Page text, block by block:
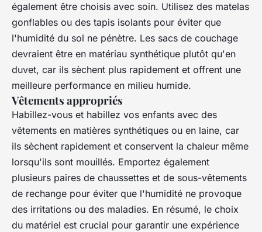
également être choisis avec soin. Utilisez des matelas
gonflables ou des tapis isolants pour éviter que
l'humidité du sol ne pénètre. Les sacs de couchage
devraient être en matériau synthétique plutôt qu'en
duvet, car ils sèchent plus rapidement et offrent une
meilleure performance en milieu humide.
Vêtements appropriés
Habillez-vous et habillez vos enfants avec des
vêtements en matières synthétiques ou en laine, car
ils sèchent rapidement et conservent la chaleur même
lorsqu'ils sont mouillés. Emportez également
plusieurs paires de chaussettes et de sous-vêtements
de rechange pour éviter que l'humidité ne provoque
des irritations ou des maladies. En résumé, le choix
du matériel est crucial pour garantir une expérience